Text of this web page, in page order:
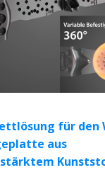
für den
aus